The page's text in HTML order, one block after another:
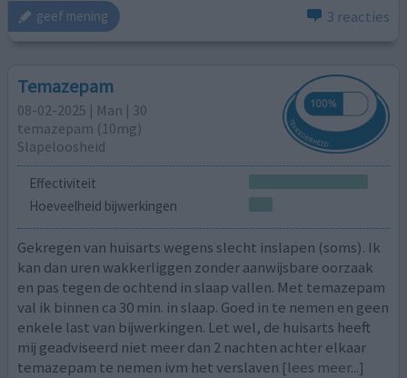
geef mening 3 reacties
Temazepam
08-02-2025 | Man | 30
temazepam (10mg)
Slapeloosheid
Effectiviteit
Hoeveelheid bijwerkingen
Gekregen van huisarts wegens slecht inslapen (soms). Ik
kan dan uren wakkerliggen zonder aanwijsbare oorzaak
en pas tegen de ochtend in slaap vallen. Met temazepam
val ik binnen ca 30 min. in slaap. Goed in te nemen en geen
enkele last van bijwerkingen. Let wel, de huisarts heeft
mij geadviseerd niet meer dan 2 nachten achter elkaar
temazepam te nemen ivm het verslaven [lees meer...]